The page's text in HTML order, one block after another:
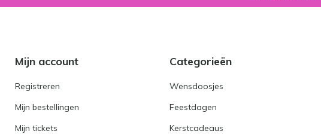
Mijn account
Registreren
Mijn bestellingen
Mijn tickets
Categorieën
Wensdoosjes
Feestdagen
Kerstcadeaus